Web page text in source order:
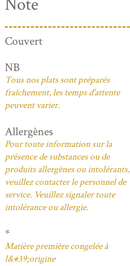
Note
Couvert
NB
Tous nos plats sont préparés
fraîchement, les temps d'attente
peuvent varier.
Allergènes
Pour toute information sur la
présence de substances ou de
produits allergènes ou intolérants,
veuillez contacter le personnel de
service. Veuillez signaler toute
intolérance ou allergie.
*
Matière première congelée à
l&#39;origine